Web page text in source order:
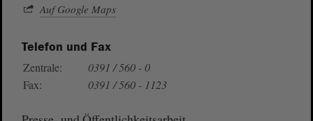
Auf Google Maps
Telefon und Fax
Zentrale:
0391 / 560 - 0
Fax:
0391 / 560 - 1123